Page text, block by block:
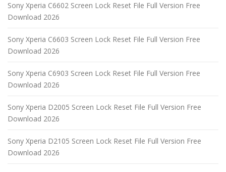
Sony Xperia C6602 Screen Lock Reset File Full Version Free
Download 2026
Sony Xperia C6603 Screen Lock Reset File Full Version Free
Download 2026
Sony Xperia C6903 Screen Lock Reset File Full Version Free
Download 2026
Sony Xperia D2005 Screen Lock Reset File Full Version Free
Download 2026
Sony Xperia D2105 Screen Lock Reset File Full Version Free
Download 2026